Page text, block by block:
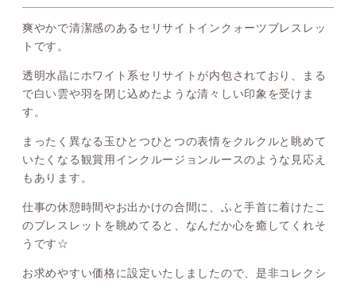
爽やかで清潔感のあるセリサイトインクォーツブレスレッ
トです。
透明水晶にホワイト系セリサイトが内包されており、まる
で白い雲や羽を閉じ込めたような清々しい印象を受けま
す。
まったく異なる玉ひとつひとつの表情をクルクルと眺めて
いたくなる観賞用インクルージョンルースのような見応え
もあります。
仕事の休憩時間やお出かけの合間に、ふと手首に着けたこ
のブレスレットを眺めてると、なんだか心を癒してくれそ
うです☆
お求めやすい価格に設定いたしましたので、是非コレクシ